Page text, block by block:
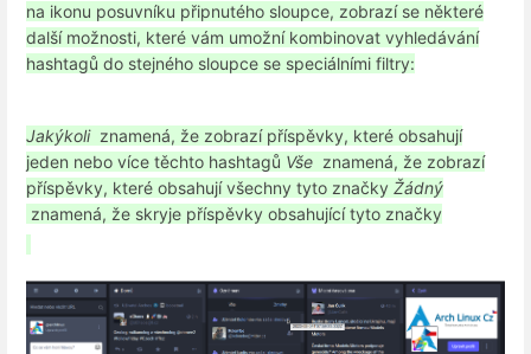
na ikonu posuvníku připnutého sloupce, zobrazí se některé
další možnosti, které vám umožní kombinovat vyhledávání
hashtagů do stejného sloupce se speciálními filtry:
Jakýkoli znamená, že zobrazí příspěvky, které obsahují
jeden nebo více těchto hashtagů Vše znamená, že zobrazí
příspěvky, které obsahují všechny tyto značky Žádný
znamená, že skryje příspěvky obsahující tyto značky